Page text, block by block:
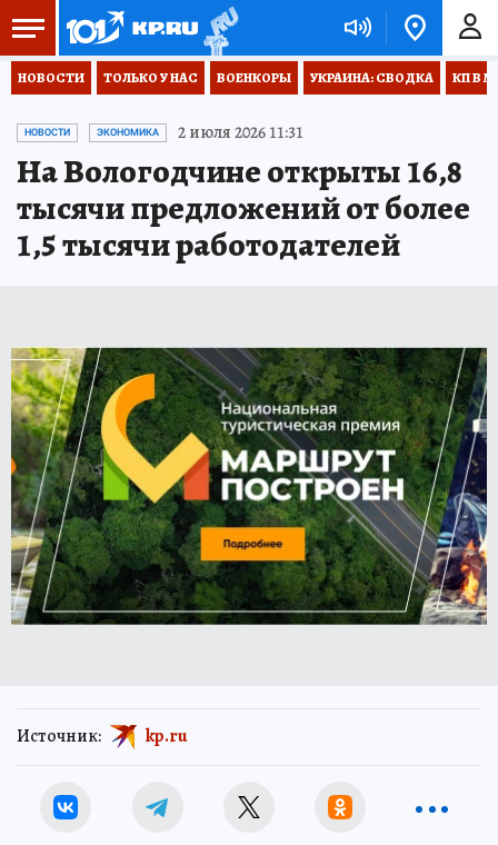
НОВОСТИ ТОЛЬКО У НАС ВОЕНКОРЫ УКРАИНА: СВОДКА КП В
НОВОСТИ ЭКОНОМИКА 2 июля 2026 11:31
На Вологодчине открыты 16,8
тысячи предложений от более
1,5 тысячи работодателей
Источник: kp.ru